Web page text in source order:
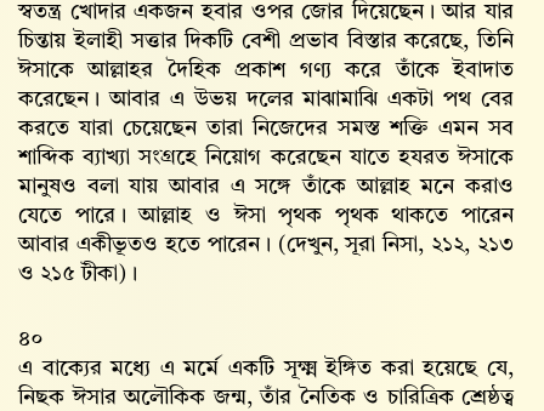
স্বতন্ত্র খোদার একজন হবার ওপর জোর দিয়েছেন। আর যার
চিন্তায় ইলাহী সত্তার দিকটি বেশী প্রভাব বিস্তার করেছে, তিনি
ঈসাকে আল্লাহর দৈহিক প্রকাশ গণ্য করে তাঁকে ইবাদাত
করেছেন। আবার এ উভয় দলের মাঝামাঝি একটা পথ বের
করতে যারা চেয়েছেন তারা নিজেদের সমস্ত শক্তি এমন সব
শাব্দিক ব্যাখ্যা সংগ্রহে নিয়োগ করেছেন যাতে হযরত ঈসাকে
মানুষও বলা যায় আবার এ সঙ্গে তাঁকে আল্লাহ মনে করাও
যেতে পারে। আল্লাহ ও ঈসা পৃথক পৃথক থাকতে পারেন
আবার একীভূতও হতে পারেন। (দেখুন, সূরা নিসা, ২১২, ২১৩
ও ২১৫ টীকা)।
৪০
এ বাক্যের মধ্যে এ মর্মে একটি সূক্ষ্ম ইঙ্গিত করা হয়েছে যে,
নিছক ঈসার অলৌকিক জন্ম, তাঁর নৈতিক ও চারিত্রিক শ্রেষ্ঠত্ব